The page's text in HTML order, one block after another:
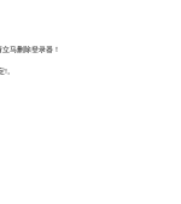
马删除登录器！
!。